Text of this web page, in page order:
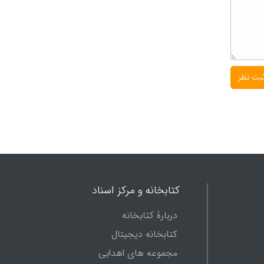
کتابخانه و مرکز اسناد
دربارۀ کتابخانه
کتابخانه دیجیتال
مجموعه های اهدایی